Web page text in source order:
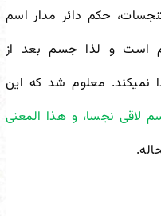
حکم دائر مدار اسم
است و لذا جسم بعد از
نمیکند. معلوم شد که این
لاقى نجسا، و هذا المعنى